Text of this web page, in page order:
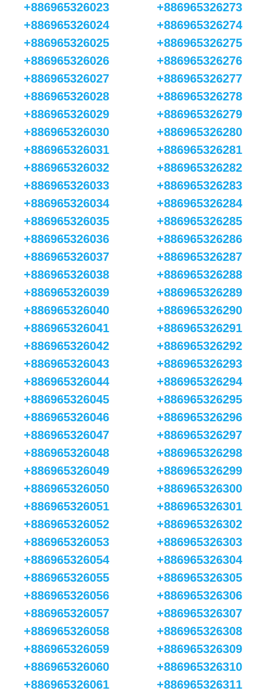
+886965326023
+886965326024
+886965326025
+886965326026
+886965326027
+886965326028
+886965326029
+886965326030
+886965326031
+886965326032
+886965326033
+886965326034
+886965326035
+886965326036
+886965326037
+886965326038
+886965326039
+886965326040
+886965326041
+886965326042
+886965326043
+886965326044
+886965326045
+886965326046
+886965326047
+886965326048
+886965326049
+886965326050
+886965326051
+886965326052
+886965326053
+886965326054
+886965326055
+886965326056
+886965326057
+886965326058
+886965326059
+886965326060
+886965326061
+886965326273
+886965326274
+886965326275
+886965326276
+886965326277
+886965326278
+886965326279
+886965326280
+886965326281
+886965326282
+886965326283
+886965326284
+886965326285
+886965326286
+886965326287
+886965326288
+886965326289
+886965326290
+886965326291
+886965326292
+886965326293
+886965326294
+886965326295
+886965326296
+886965326297
+886965326298
+886965326299
+886965326300
+886965326301
+886965326302
+886965326303
+886965326304
+886965326305
+886965326306
+886965326307
+886965326308
+886965326309
+886965326310
+886965326311